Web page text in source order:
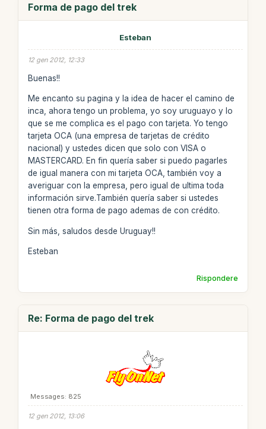
Forma de pago del trek
Esteban
12 gen 2012, 12:33
Buenas!!
Me encanto su pagina y la idea de hacer el camino de
inca, ahora tengo un problema, yo soy uruguayo y lo
que se me complica es el pago con tarjeta. Yo tengo
tarjeta OCA (una empresa de tarjetas de crédito
nacional) y ustedes dicen que solo con VISA o
MASTERCARD. En fin quería saber si puedo pagarles
de igual manera con mi tarjeta OCA, también voy a
averiguar con la empresa, pero igual de ultima toda
información sirve.También quería saber si ustedes
tienen otra forma de pago ademas de con crédito.
Sin más, saludos desde Uruguay!!
Esteban
Rispondere
Re: Forma de pago del trek
Messages: 825
12 gen 2012, 13:06